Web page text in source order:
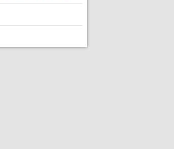
び、持ち帰った家具で基